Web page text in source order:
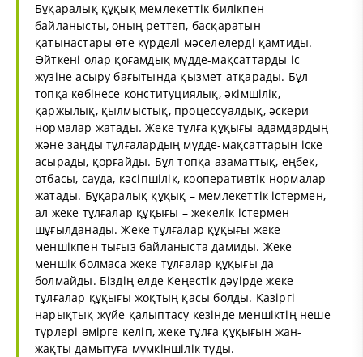
Бұқаралық құқық мемлекеттік билікпен
байланысты, оның реттеп, басқаратын
қатынастары өте күрделі мәселелерді қамтиды.
Өйткені олар қоғамдық мүдде-мақсаттарды іс
жүзіне асыру бағытында қызмет атқарады. Бұл
топқа көбінесе конституциялық, әкімшілік,
қаржылық, қылмыстық, процессуалдық, әскери
нормалар жатады. Жеке тұлға құқығы адамдардың
және заңды тұлғалардың мүдде-мақсаттарын іске
асырады, қорғайды. Бұл топқа азаматтық, еңбек,
отбасы, сауда, кәсіпшілік, кооперативтік нормалар
жатады. Бұқаралық құқық – мемлекеттік істермен,
ал жеке тұлғалар құқығы – жекелік істермен
шұғылданады. Жеке тұлғалар құқығы жеке
меншікпен тығыз байланыста дамиды. Жеке
меншік болмаса жеке тұлғалар құқығы да
болмайды. Біздің елде Кеңестік дәуірде жеке
тұлғалар құқығы жоқтың қасы болды. Қазіргі
нарықтық жүйе қалыптасу кезінде меншіктің неше
түрлері өмірге келіп, жеке тұлға құқығын жан-
жақты дамытуға мүмкіншілік туды.